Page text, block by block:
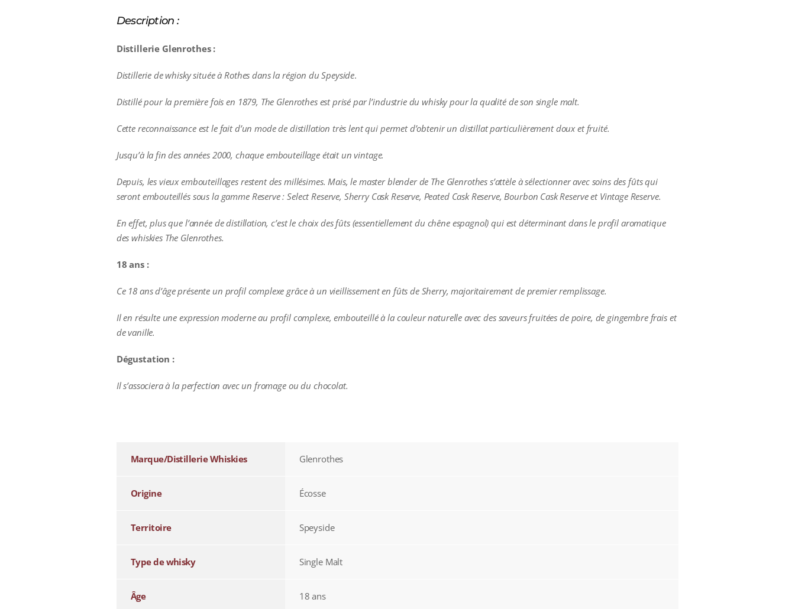
Description :
Distillerie Glenrothes :
Distillerie de whisky située à Rothes dans la région du Speyside.
Distillé pour la première fois en 1879, The Glenrothes est prisé par l’industrie du whisky pour la qualité de son single malt.
Cette reconnaissance est le fait d’un mode de distillation très lent qui permet d’obtenir un distillat particulièrement doux et fruité.
Jusqu’à la fin des années 2000, chaque embouteillage était un vintage.
Depuis, les vieux embouteillages restent des millésimes. Mais, le master blender de The Glenrothes s’attèle à sélectionner avec soins des fûts qui
seront embouteillés sous la gamme Reserve : Select Reserve, Sherry Cask Reserve, Peated Cask Reserve, Bourbon Cask Reserve et Vintage Reserve.
En effet, plus que l’année de distillation, c’est le choix des fûts (essentiellement du chêne espagnol) qui est déterminant dans le profil aromatique
des whiskies The Glenrothes.
18 ans :
Ce 18 ans d’âge présente un profil complexe grâce à un vieillissement en fûts de Sherry, majoritairement de premier remplissage.
Il en résulte une expression moderne au profil complexe, embouteillé à la couleur naturelle avec des saveurs fruitées de poire, de gingembre frais et
de vanille.
Dégustation :
Il s’associera à la perfection avec un fromage ou du chocolat.
Marque/Distillerie Whiskies Glenrothes
Origine Écosse
Territoire Speyside
Type de whisky Single Malt
Âge 18 ans